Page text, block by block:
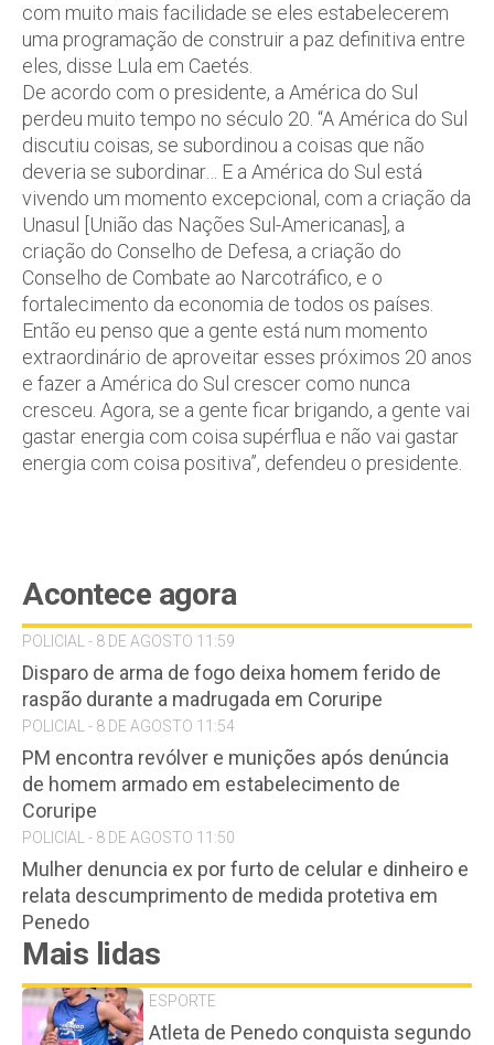
com muito mais facilidade se eles estabelecerem
uma programação de construir a paz definitiva entre
eles, disse Lula em Caetés.
De acordo com o presidente, a América do Sul
perdeu muito tempo no século 20. “A América do Sul
discutiu coisas, se subordinou a coisas que não
deveria se subordinar… E a América do Sul está
vivendo um momento excepcional, com a criação da
Unasul [União das Nações Sul-Americanas], a
criação do Conselho de Defesa, a criação do
Conselho de Combate ao Narcotráfico, e o
fortalecimento da economia de todos os países.
Então eu penso que a gente está num momento
extraordinário de aproveitar esses próximos 20 anos
e fazer a América do Sul crescer como nunca
cresceu. Agora, se a gente ficar brigando, a gente vai
gastar energia com coisa supérflua e não vai gastar
energia com coisa positiva”, defendeu o presidente.
Acontece agora
POLICIAL - 8 DE AGOSTO 11:59
Disparo de arma de fogo deixa homem ferido de
raspão durante a madrugada em Coruripe
POLICIAL - 8 DE AGOSTO 11:54
PM encontra revólver e munições após denúncia
de homem armado em estabelecimento de
Coruripe
POLICIAL - 8 DE AGOSTO 11:50
Mulher denuncia ex por furto de celular e dinheiro e
relata descumprimento de medida protetiva em
Penedo
Mais lidas
ESPORTE
Atleta de Penedo conquista segundo